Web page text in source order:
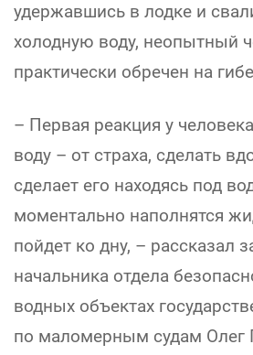
удержавшись в лодке и
холодную воду, неопытный
практически обречен на
– Первая реакция у
воду – от страха, сделать
сделает его находясь под
моментально наполнятся
пойдет ко дну, – рассказал
начальника отдела
водных объектах
по маломерным судам Олег